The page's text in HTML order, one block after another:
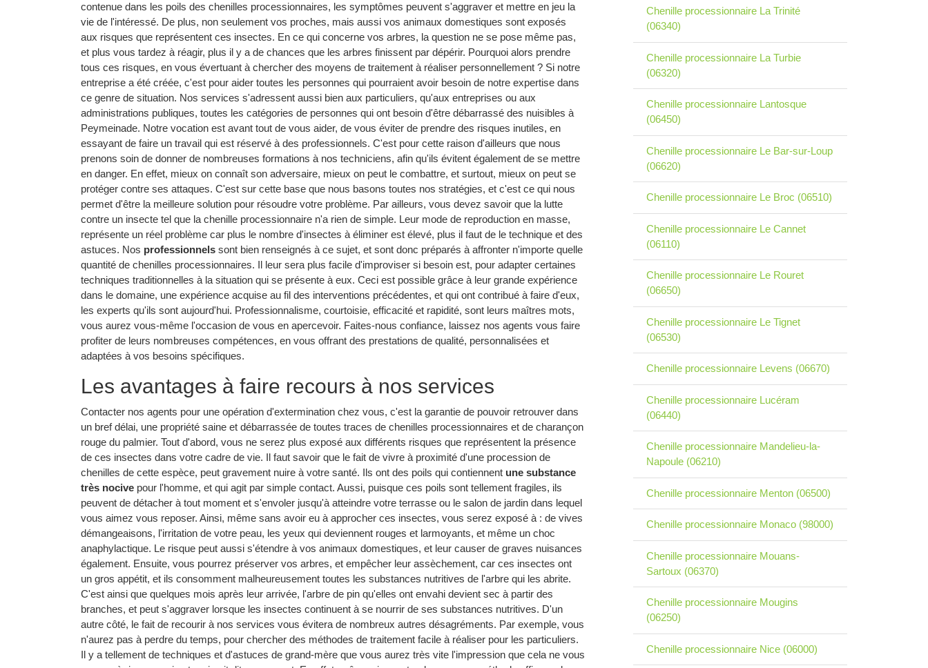
contenue dans les poils des chenilles processionnaires, les symptômes peuvent s'aggraver et mettre en jeu la
vie de l'intéressé. De plus, non seulement vos proches, mais aussi vos animaux domestiques sont exposés
aux risques que représentent ces insectes. En ce qui concerne vos arbres, la question ne se pose même pas,
et plus vous tardez à réagir, plus il y a de chances que les arbres finissent par dépérir. Pourquoi alors prendre
tous ces risques, en vous évertuant à chercher des moyens de traitement à réaliser personnellement ? Si notre
entreprise a été créée, c'est pour aider toutes les personnes qui pourraient avoir besoin de notre expertise dans
ce genre de situation. Nos services s'adressent aussi bien aux particuliers, qu'aux entreprises ou aux
administrations publiques, toutes les catégories de personnes qui ont besoin d'être débarrassé des nuisibles à
Peymeinade. Notre vocation est avant tout de vous aider, de vous éviter de prendre des risques inutiles, en
essayant de faire un travail qui est réservé à des professionnels. C'est pour cette raison d'ailleurs que nous
prenons soin de donner de nombreuses formations à nos techniciens, afin qu'ils évitent également de se mettre
en danger. En effet, mieux on connaît son adversaire, mieux on peut le combattre, et surtout, mieux on peut se
protéger contre ses attaques. C'est sur cette base que nous basons toutes nos stratégies, et c'est ce qui nous
permet d'être la meilleure solution pour résoudre votre problème. Par ailleurs, vous devez savoir que la lutte
contre un insecte tel que la chenille processionnaire n'a rien de simple. Leur mode de reproduction en masse,
représente un réel problème car plus le nombre d'insectes à éliminer est élevé, plus il faut de le technique et des
astuces. Nos professionnels sont bien renseignés à ce sujet, et sont donc préparés à affronter n'importe quelle
quantité de chenilles processionnaires. Il leur sera plus facile d'improviser si besoin est, pour adapter certaines
techniques traditionnelles à la situation qui se présente à eux. Ceci est possible grâce à leur grande expérience
dans le domaine, une expérience acquise au fil des interventions précédentes, et qui ont contribué à faire d'eux,
les experts qu'ils sont aujourd'hui. Professionnalisme, courtoisie, efficacité et rapidité, sont leurs maîtres mots,
vous aurez vous-même l'occasion de vous en apercevoir. Faites-nous confiance, laissez nos agents vous faire
profiter de leurs nombreuses compétences, en vous offrant des prestations de qualité, personnalisées et
adaptées à vos besoins spécifiques.
Les avantages à faire recours à nos services
Contacter nos agents pour une opération d'extermination chez vous, c'est la garantie de pouvoir retrouver dans
un bref délai, une propriété saine et débarrassée de toutes traces de chenilles processionnaires et de charançon
rouge du palmier. Tout d'abord, vous ne serez plus exposé aux différents risques que représentent la présence
de ces insectes dans votre cadre de vie. Il faut savoir que le fait de vivre à proximité d'une procession de
chenilles de cette espèce, peut gravement nuire à votre santé. Ils ont des poils qui contiennent une substance
très nocive pour l'homme, et qui agit par simple contact. Aussi, puisque ces poils sont tellement fragiles, ils
peuvent de détacher à tout moment et s'envoler jusqu'à atteindre votre terrasse ou le salon de jardin dans lequel
vous aimez vous reposer. Ainsi, même sans avoir eu à approcher ces insectes, vous serez exposé à : de vives
démangeaisons, l'irritation de votre peau, les yeux qui deviennent rouges et larmoyants, et même un choc
anaphylactique. Le risque peut aussi s'étendre à vos animaux domestiques, et leur causer de graves nuisances
également. Ensuite, vous pourrez préserver vos arbres, et empêcher leur assèchement, car ces insectes ont
un gros appétit, et ils consomment malheureusement toutes les substances nutritives de l'arbre qui les abrite.
C'est ainsi que quelques mois après leur arrivée, l'arbre de pin qu'elles ont envahi devient sec à partir des
branches, et peut s'aggraver lorsque les insectes continuent à se nourrir de ses substances nutritives. D'un
autre côté, le fait de recourir à nos services vous évitera de nombreux autres désagréments. Par exemple, vous
n'aurez pas à perdre du temps, pour chercher des méthodes de traitement facile à réaliser pour les particuliers.
Il y a tellement de techniques et d'astuces de grand-mère que vous aurez très vite l'impression que cela ne vous
Chenille processionnaire La Trinité
(06340)
Chenille processionnaire La Turbie
(06320)
Chenille processionnaire Lantosque
(06450)
Chenille processionnaire Le Bar-sur-Loup
(06620)
Chenille processionnaire Le Broc (06510)
Chenille processionnaire Le Cannet
(06110)
Chenille processionnaire Le Rouret
(06650)
Chenille processionnaire Le Tignet
(06530)
Chenille processionnaire Levens (06670)
Chenille processionnaire Lucéram
(06440)
Chenille processionnaire Mandelieu-la-
Napoule (06210)
Chenille processionnaire Menton (06500)
Chenille processionnaire Monaco (98000)
Chenille processionnaire Mouans-
Sartoux (06370)
Chenille processionnaire Mougins
(06250)
Chenille processionnaire Nice (06000)